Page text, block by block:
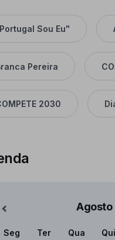
Sou Eu"
Pereira
2030
Agosto
Seg Ter Qua Qui